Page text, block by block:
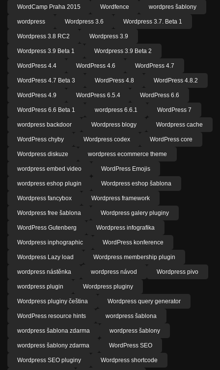
WordCamp Praha 2015 Wordfence wordpres šablony
wordpress Wordpress 3.6 Wordpress 3.7. Beta 1
Wordpress 3.8 RC2 Wordpress 3.9
Wordpress 3.9 Beta 1 Wordpress 3.9 Beta 2
WordPress 4.4 WordPress 4.6 WordPress 4.7
WordPress 4.7 Beta 3 WordPress 4.8 WordPress 4.8.2
WordPress 4.9 WordPress 6.5.4 WordPress 6.6
WordPress 6.6 Beta 1 wordpress 6.6.1 WordPress 7
wordpress backdoor Wordpress blogy Wordpress cache
WordPress chyby Wordpress codex WordPress core
Wordpress diskuze wordpress ecommerce theme
wordpress embed video WordPress Emojis
wordpress eshop plugin Wordpress eshop šablona
Wordpress fancybox Wordpress framework
Wordpress free šablona Wordpress galery pluginy
WordPress Gutenberg Wordpress infografika
Wordpress inphographic WordPress konference
Wordpress Lazy load Wordpress membership plugin
wordpress nástěnka wordpress návod Wordpress pivo
wordpress plugin Wordpress pluginy
Wordpress pluginy čeština Wordpress query generator
WordPress resource hints wordpress šablona
wordpress šablona zdarma wordpress šablony
wordpress šablony zdarma WordPress SEO
Wordpress SEO pluginy Wordpress shortcode